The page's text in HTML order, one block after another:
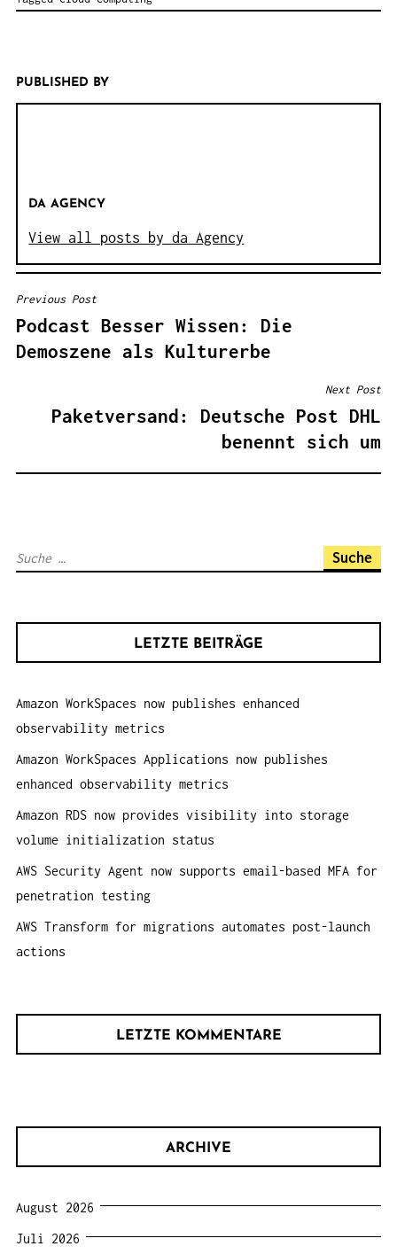
PUBLISHED BY
DA AGENCY
View all posts by da Agency
B
E
I
V
T
Previous Post
Podcast Besser Wissen: Die
Demoszene als Kulturerbe
Next Post
Paketversand: Deutsche Post DHL
benennt sich um
S
a
c
h
:
LETZTE BEITRÄGE
Amazon WorkSpaces now publishes enhanced
observability metrics
Amazon WorkSpaces Applications now publishes
enhanced observability metrics
Amazon RDS now provides visibility into storage
volume initialization status
AWS Security Agent now supports email-based MFA for
penetration testing
AWS Transform for migrations automates post-launch
actions
LETZTE KOMMENTARE
ARCHIVE
August 2026
Juli 2026